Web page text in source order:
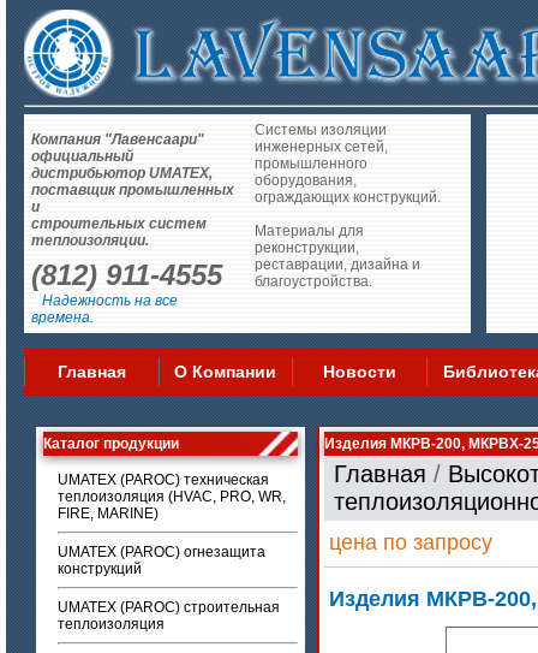
Компания "Лавенсаари"
официальный
дистрибьютор UMATEX,
поставщик промышленных
и
строительных систем
теплоизоляции.
(812) 911-4555
Надежность на все
времена.
Системы изоляции
инженерных сетей,
промышленного
оборудования,
ограждающих конструкций.
Материалы для
реконструкции,
реставрации, дизайна и
благоустройства.
Главная О Компании Новости
Каталог продукции
UMATEX (PAROC) техническая
теплоизоляция (HVAC, PRO, WR,
FIRE, MARINE)
UMATEX (PAROC) огнезащита
конструкций
UMATEX (PAROC) строительная
теплоизоляция
Изделия МКРВ-200, МКРВХ-
Главная /
цена по запросу
Изделия МКРВ-